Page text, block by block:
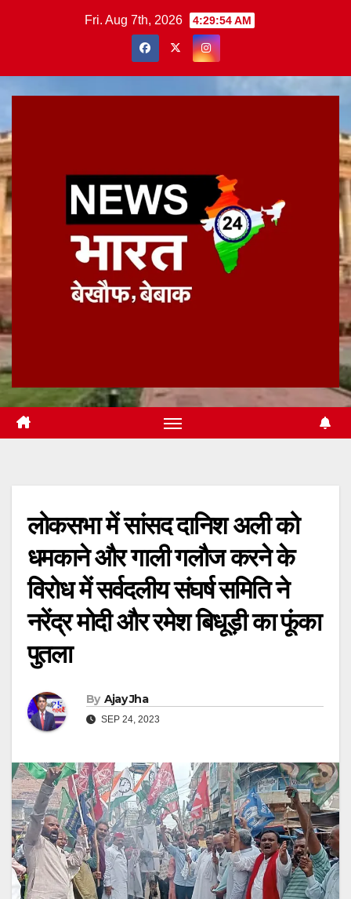
Fri. Aug 7th, 2026 4:29:55 AM
लोकसभा में सांसद दानिश अली को
धमकाने और गाली गलौज करने के
विरोध में सर्वदलीय संघर्ष समिति ने
नरेंद्र मोदी और रमेश बिधूड़ी का फूंका
पुतला
By Ajay Jha
SEP 24, 2023